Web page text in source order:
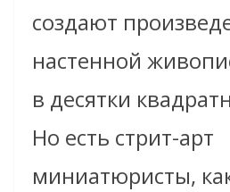
создают
настенной
в десятки
Но есть стрит-арт
миниатюристы,